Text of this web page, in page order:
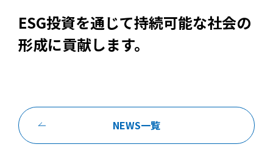
VISION
情報セキュリティ基本方針
ESG投資を通じて持続可能な社会の
形成に貢献します。
NEWS一覧